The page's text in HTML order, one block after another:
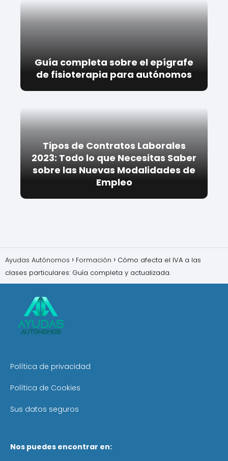
Guía completa sobre el epígrafe
de fisioterapia para autónomos
Tipos de Contratos Laborales
2023: Todo lo que Necesitas Saber
sobre las Nuevas Modalidades de
Empleo
Ayudas Autónomos Formación
Cómo afecta el IVA a las
clases particulares: Guía completa y actualizada.
Política de privacidad
Política de Cookies
Sus datos seguros
Nos puedes encontrar en: